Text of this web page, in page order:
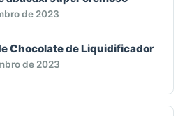
de 2023
Chocolate de Liquidificador
de 2023